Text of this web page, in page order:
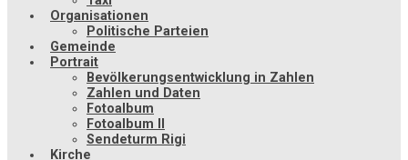
Organisationen
Politische Parteien
Gemeinde
Portrait
Bevölkerungsentwicklung in Zahlen
Zahlen und Daten
Fotoalbum
Fotoalbum II
Sendeturm Rigi
Kirche